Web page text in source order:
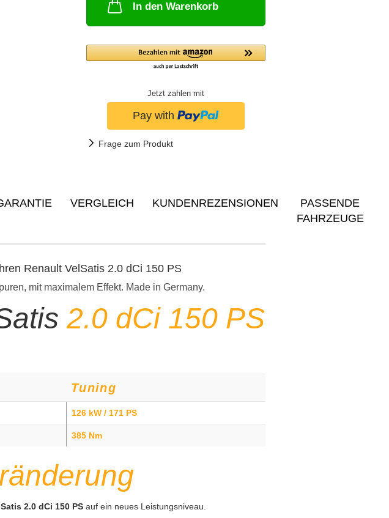
In den Warenkorb
Jetzt zahlen mit
Frage zum Produkt
VERGLEICH KUNDENREZENSIONEN
PASSENDE
FAHRZEUGE
Renault VelSatis 2.0 dCi 150 PS
mit maximalem Effekt. Made in Germany.
2.0 dCi 150 PS
Tuning
126 kW / 171 PS
385 Nm
2.0 dCi 150 PSauf ein neues Leistungsniveau.